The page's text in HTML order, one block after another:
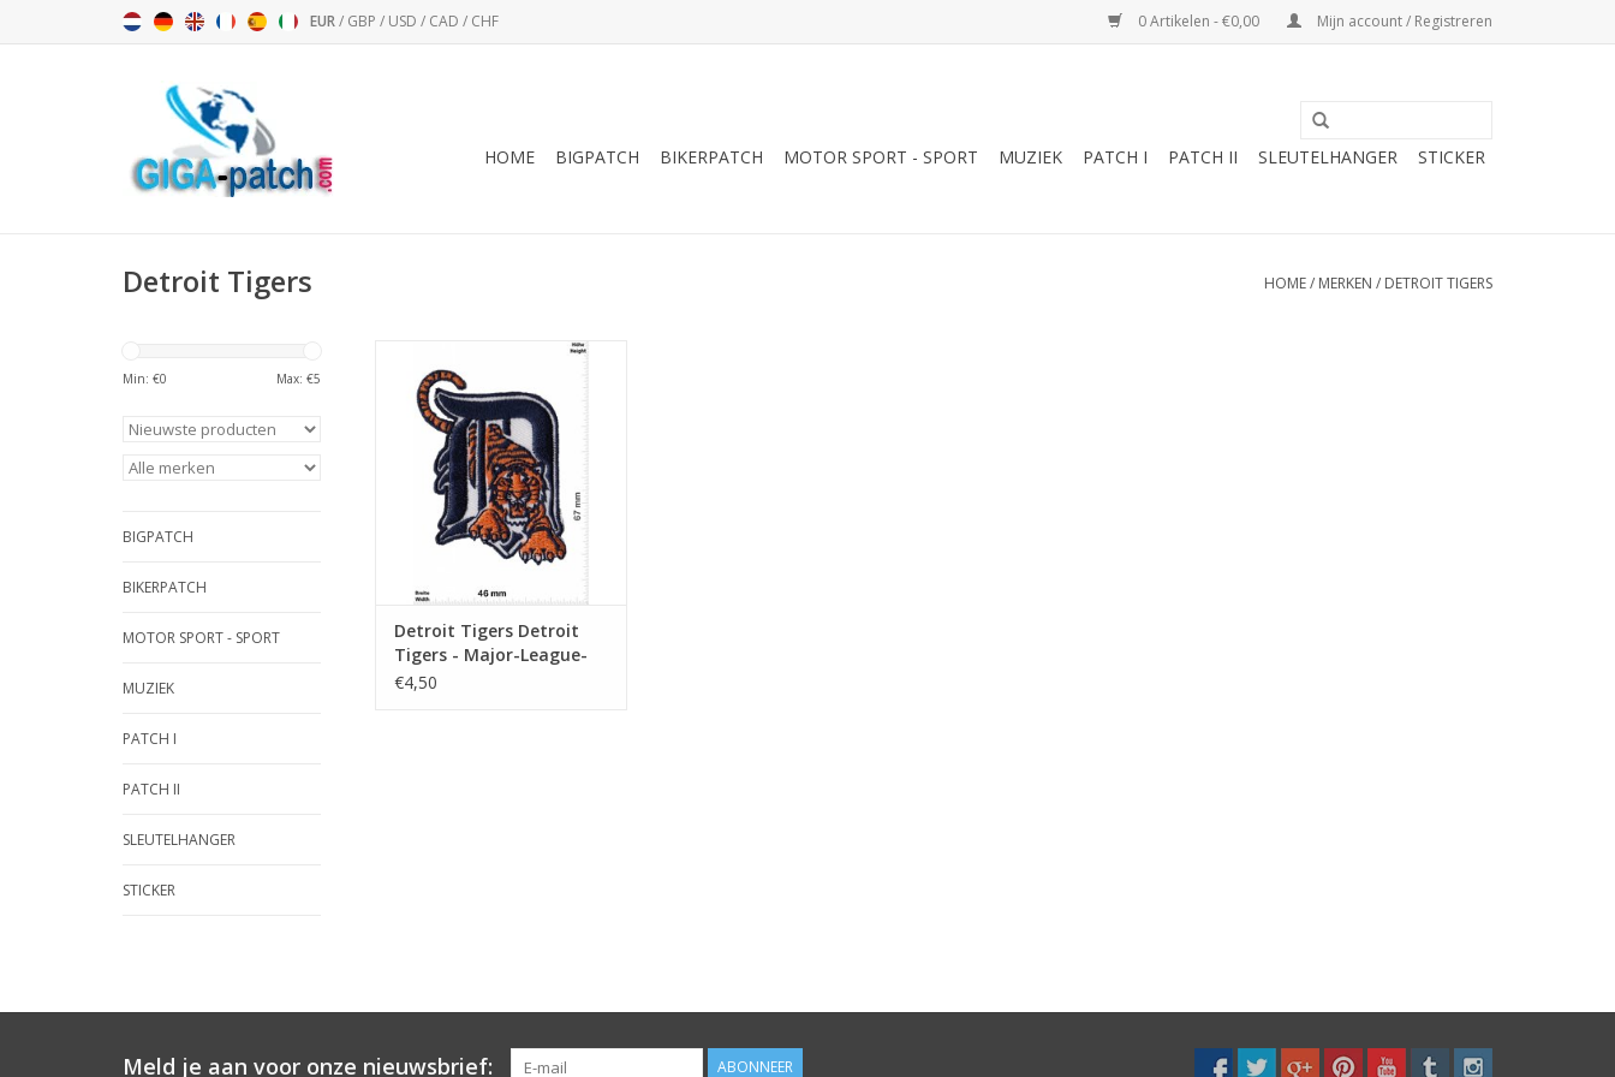
EUR/ GBP / USD / CAD / CHF 0 Artikelen - €0,00 Mijn account / Registreren
HOME BIGPATCH BIKERPATCH MOTOR SPORT - SPORT MUZIEK PATCH I PATCH II SLEUTELHANGER STICKER
Detroit Tigers HOME/ MERKEN / DETROIT TIGERS
Min: €0 Max: €5
BIGPATCH
BIKERPATCH
MOTOR SPORT - SPORT
MUZIEK
PATCH I
PATCH II
SLEUTELHANGER
STICKER
Detroit Tigers - Major-League-
Baseball-Team
TOEVOEGEN AAN WINKELWAGEN
Detroit Tigers Detroit
Tigers - Major-League-
Baseball-Team
€4,50
Meld je aan voor onze nieuwsbrief: ABONNEER